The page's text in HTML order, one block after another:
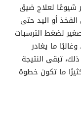
شيوعًا لعلاج ضيق
الفخذ أو اليد حتى
لضغط الترسبات
ما يغادر
تبقى النتيجة
ما تكون خطوة